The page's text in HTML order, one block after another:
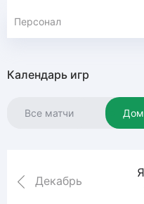
Персонал
Календарь игр
Все матчи
Декабрь